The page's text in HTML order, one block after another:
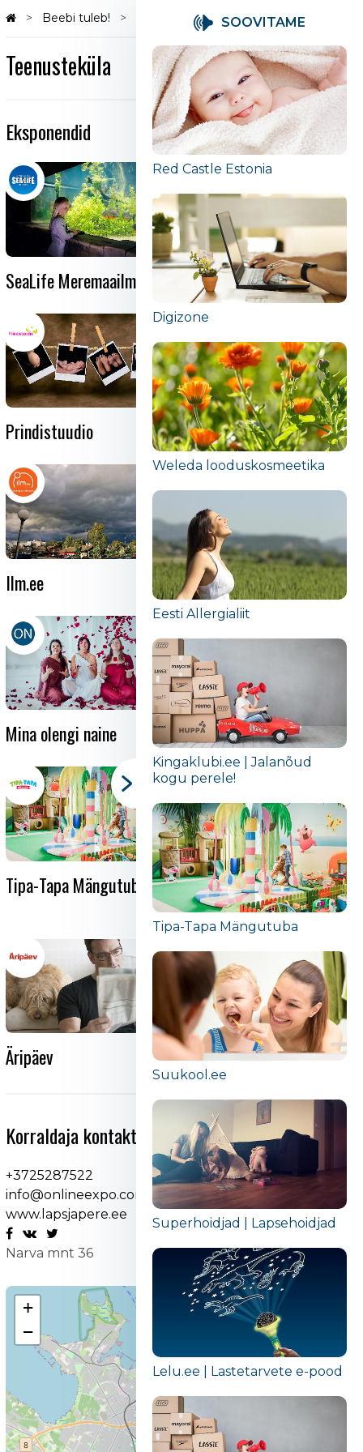
Beebi tuleb! Teenusteküla
Teenusteküla
Eksponendid
SeaLife Meremaailm Spordiklubi Reval Sport
Prindistuudio Megazone Seikluskeskus
Ilm.ee Perekeskus Sina ja Mina
Mina olengi naine Koerahaldjas Mia
Tipa-Tapa Mängutuba
Dancing For Birth™
(Sünnitants)
Äripäev
Korraldaja kontaktid
+3725287522
info@onlineexpo.com
www.lapsjapere.ee
Narva mnt 36
+
−
SOOVITAME
Red Castle Estonia
Digizone
Weleda looduskosmeetika
Eesti Allergialiit
Kingaklubi.ee | Jalanõud
kogu perele!
Tipa-Tapa Mängutuba
Suukool.ee
Superhoidjad | Lapsehoidjad
Lelu.ee | Lastetarvete e-pood